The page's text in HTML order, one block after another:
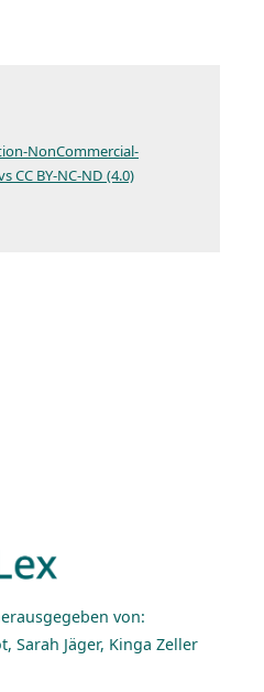
NonCommercial-
CC BY-NC-ND (4.0)
von:
Sarah Jäger, Kinga Zeller